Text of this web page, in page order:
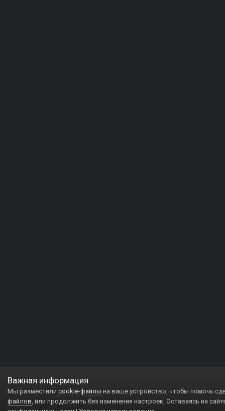
Важная информация
Мы разместили cookie-файлы на ваше устройство, чтобы помочь
файлов, или продолжить без изменения настроек. Оставаясь на